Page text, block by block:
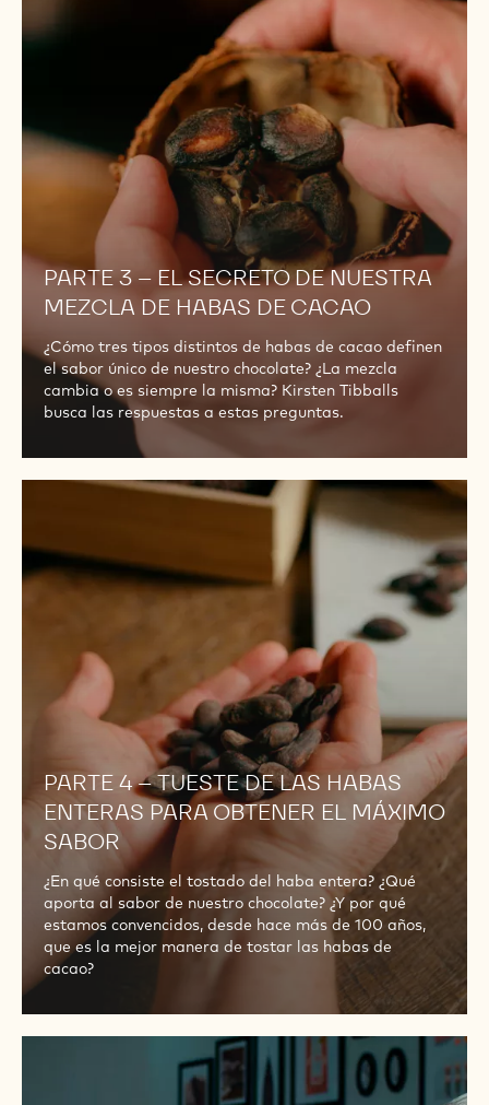
PARTE 3 – EL SECRETO DE NUESTRA
MEZCLA DE HABAS DE CACAO
¿Cómo tres tipos distintos de habas de cacao definen
el sabor único de nuestro chocolate? ¿La mezcla
cambia o es siempre la misma? Kirsten Tibballs
busca las respuestas a estas preguntas.
SECRETO
DE
PARTE 4 – TUESTE DE LAS HABAS
ENTERAS PARA OBTENER EL MÁXIMO
SABOR
¿En qué consiste el tostado del haba entera? ¿Qué
aporta al sabor de nuestro chocolate? ¿Y por qué
estamos convencidos, desde hace más de 100 años,
que es la mejor manera de tostar las habas de
cacao?
–
TUESTE
HABAS
ENTERAS
PARA
OBTENER
MÁXIMO
SABOR